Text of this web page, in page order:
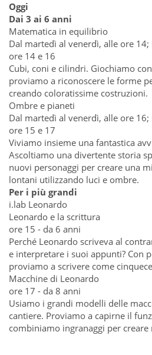
Oggi
Dai 3 ai 6 anni
Matematica in equilibrio
Dal martedì al venerdì, alle ore
ore 14 e 16
Cubi, coni e cilindri. Giochiamo
proviamo a riconoscere le forme
creando coloratissime costruzioni.
Ombre e pianeti
Dal martedì al venerdì, alle ore
ore 15 e 17
Viviamo insieme una fantastica
Ascoltiamo una divertente storia
nuovi personaggi per creare una
lontani utilizzando luci e ombre.
Per i più grandi
i.lab Leonardo
Leonardo e la scrittura
ore 15 - da 6 anni
Perché Leonardo scriveva al
e interpretare i suoi appunti? Con
proviamo a scrivere come
Macchine di Leonardo
ore 17 - da 8 anni
Usiamo i grandi modelli delle
cantiere. Proviamo a capirne il
combiniamo ingranaggi per